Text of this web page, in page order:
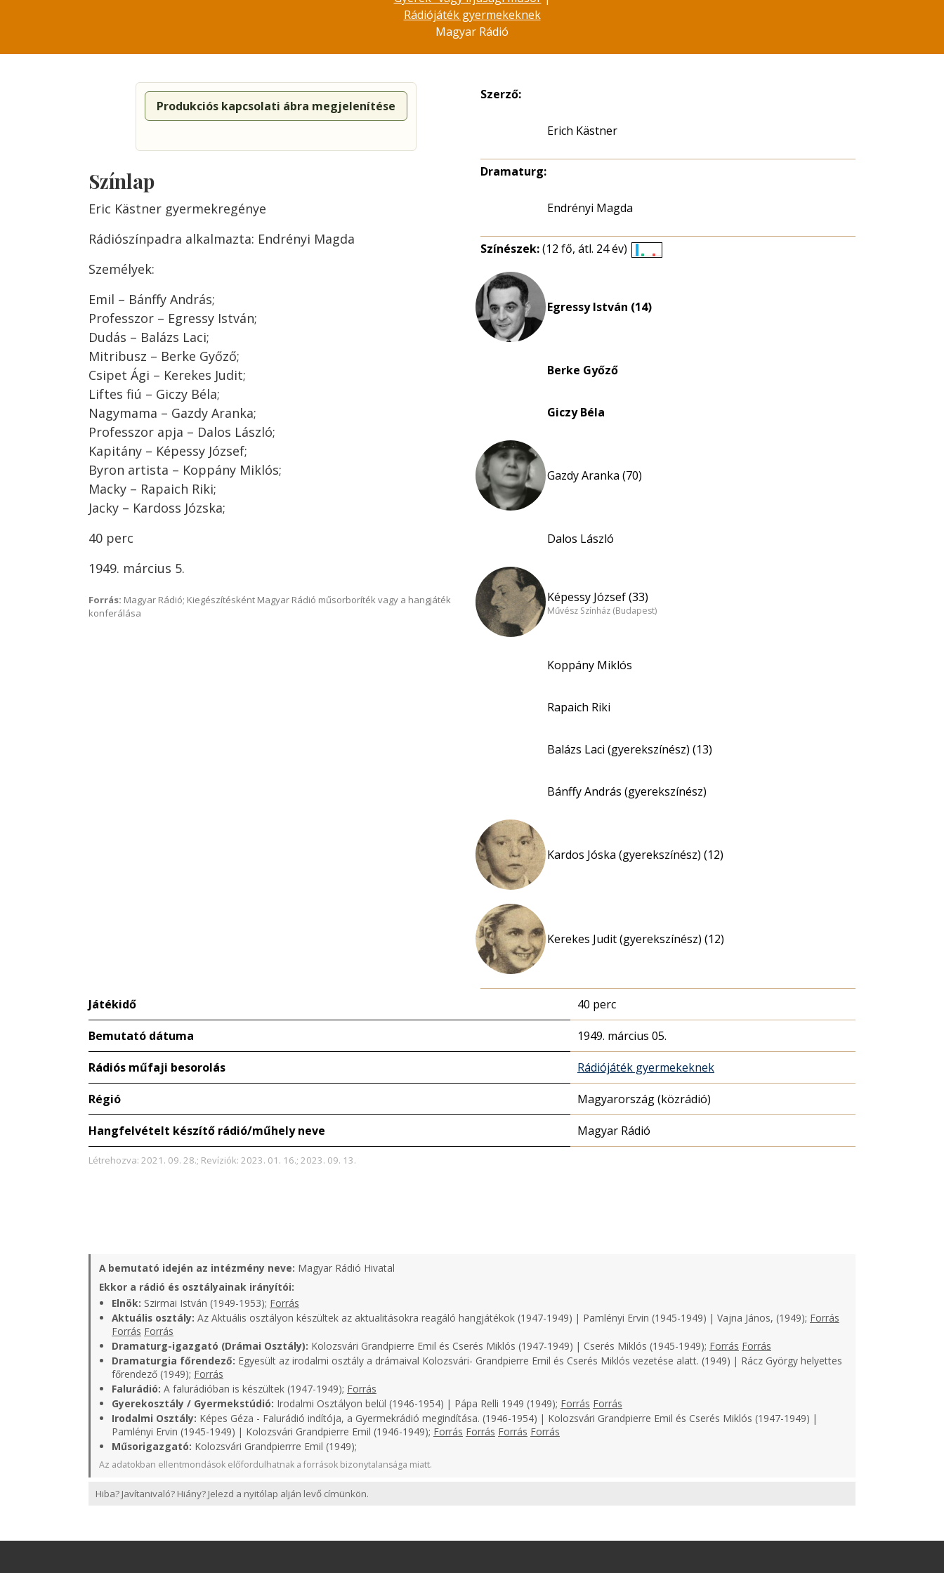
Rádiójáték gyermekeknek
Magyar Rádió
Produkciós kapcsolati ábra megjelenítése
Színlap
Eric Kästner gyermekregénye
Rádiószínpadra alkalmazta: Endrényi Magda
Személyek:
Emil – Bánffy András;
Professzor – Egressy István;
Dudás – Balázs Laci;
Mitribusz – Berke Győző;
Csipet Ági – Kerekes Judit;
Liftes fiú – Giczy Béla;
Nagymama – Gazdy Aranka;
Professzor apja – Dalos László;
Kapitány – Képessy József;
Byron artista – Koppány Miklós;
Macky – Rapaich Riki;
Jacky – Kardoss Józska;
40 perc
1949. március 5.
Forrás: Magyar Rádió; Kiegészítésként Magyar Rádió műsorboríték vagy a hangjáték
konferálása
Szerző:
Erich Kästner
Dramaturg:
Endrényi Magda
Színészek:(12 fő, átl. 24 év)
Egressy István (14)
Berke Győző
Giczy Béla
Gazdy Aranka (70)
Dalos László
Képessy József (33)
Művész Színház (Budapest)
Koppány Miklós
Rapaich Riki
Balázs Laci (gyerekszínész) (13)
Bánffy András (gyerekszínész)
Kardos Jóska (gyerekszínész) (12)
Kerekes Judit (gyerekszínész) (12)
Játékidő 40 perc
Bemutató dátuma 1949. március 05.
Rádiós műfaji besorolás Rádiójáték gyermekeknek
Régió Magyarország (közrádió)
Hangfelvételt készítő rádió/műhely neve Magyar Rádió
Létrehozva: 2021. 09. 28.; Revíziók: 2023. 01. 16.; 2023. 09. 13.
A bemutató idején az intézmény neve: Magyar Rádió Hivatal
Ekkor a rádió és osztályainak irányítói:
Elnök: Szirmai István (1949-1953); Forrás
Aktuális osztály: Az Aktuális osztályon készültek az aktualitásokra reagáló hangjátékok (1947-1949) | Pamlényi Ervin (1945-1949) | Vajna János, (1949); Forrás
Forrás Forrás
Dramaturg-igazgató (Drámai Osztály): Kolozsvári Grandpierre Emil és Cserés Miklós (1947-1949) | Cserés Miklós (1945-1949); Forrás Forrás
Dramaturgia főrendező: Egyesült az irodalmi osztály a drámaival Kolozsvári- Grandpierre Emil és Cserés Miklós vezetése alatt. (1949) | Rácz György helyettes
főrendező (1949); Forrás
Falurádió: A falurádióban is készültek (1947-1949); Forrás
Gyerekosztály / Gyermekstúdió: Irodalmi Osztályon belül (1946-1954) | Pápa Relli 1949 (1949); Forrás Forrás
Irodalmi Osztály: Képes Géza - Falurádió indítója, a Gyermekrádió megindítása. (1946-1954) | Kolozsvári Grandpierre Emil és Cserés Miklós (1947-1949) |
Pamlényi Ervin (1945-1949) | Kolozsvári Grandpierre Emil (1946-1949); Forrás Forrás Forrás Forrás
Műsorigazgató: Kolozsvári Grandpierrre Emil (1949);
Az adatokban ellentmondások előfordulhatnak a források bizonytalansága miatt.
Hiba? Javítanivaló? Hiány? Jelezd a nyitólap alján levő címünkön.